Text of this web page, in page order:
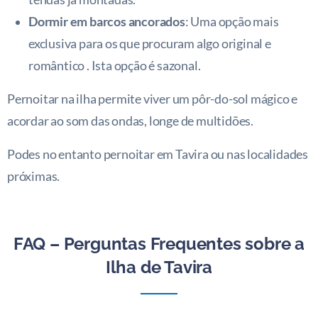
Dormir em barcos ancorados: Uma opção mais
exclusiva para os que procuram algo original e
romântico . Ista opção é sazonal.
Pernoitar na ilha permite viver um pôr-do-sol mágico e
acordar ao som das ondas, longe de multidões.
Podes no entanto pernoitar em Tavira ou nas localidades
próximas.
FAQ – Perguntas Frequentes sobre a
Ilha de Tavira